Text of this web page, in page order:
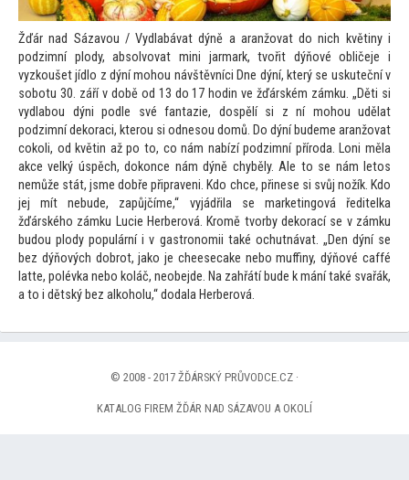
Žďár nad Sázavou / Vydlabávat dýně a aranžovat do nich květiny i
podzimní plody, absolvovat mini jarmark, tvořit dýňové obličeje i
vyzkoušet jídlo z dýní mohou návštěvníci Dne dýní, který se uskuteční v
sobotu 30. září v době od 13 do 17 hodin ve žďárském zámku. „Děti si
vydlabou dýni podle své fantazie, dospělí si z ní mohou udělat
podzimní dekoraci, kterou si odnesou domů. Do dýní budeme aranžovat
cokoli, od květin až po to, co nám nabízí podzimní příroda. Loni měla
akce velký úspěch, dokonce nám dýně chyběly. Ale to se nám letos
nemůže stát, jsme dobře připraveni. Kdo chce, přinese si svůj nožík. Kdo
jej mít nebude, zapůjčíme,“ vyjádřila se marketingová ředitelka
žďárského zámku Lucie Herberová. Kromě tvorby dekorací se v zámku
budou plody populární i v gastronomii také ochutnávat. „Den dýní se
bez dýňových dobrot, jako je cheesecake nebo muffiny, dýňové caffé
latte, polévka nebo koláč, neobejde. Na zahřátí bude k mání také svařák,
ato i dětský bez alkoholu,“ dodala Herberová.
© 2008 - 2017 ŽĎÁRSKÝ PRŮVODCE.CZ ·
KATALOG FIREM ŽĎÁR NAD SÁZAVOU A OKOLÍ